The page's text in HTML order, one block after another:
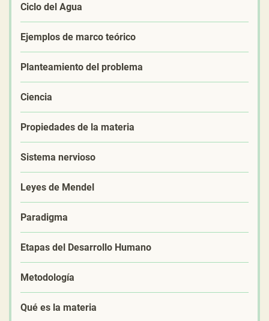
Ciclo del Agua
Ejemplos de marco teórico
Planteamiento del problema
Ciencia
Propiedades de la materia
Sistema nervioso
Leyes de Mendel
Paradigma
Etapas del Desarrollo Humano
Metodología
Qué es la materia